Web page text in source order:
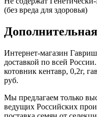
(без вреда для здоровья)
Интернет-магазин
доставкой по всей
котовник кентавр, 0,2г,
руб.
Мы предлагаем только
ведущих Российских